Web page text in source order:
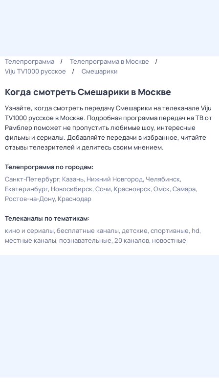
Телепрограмма
Телепрограмма в Москве
Viju TV1000 русское
Смешарики
Когда смотреть Смешарики в Москве
Узнайте, когда смотреть передачу Смешарики на телеканале Viju
TV1000 русское в Москве. Подробная программа передач на ТВ от
Рамблер поможет не пропустить любимые шоу, интересные
фильмы и сериалы. Добавляйте передачи в избранное, читайте
отзывы телезрителей и делитесь своим мнением.
Телепрограмма по городам:
Санкт-Петербург Казань Нижний Новгород Челябинск
Екатеринбург Новосибирск Сочи Красноярск Омск Самара
Ростов-на-Дону Краснодар
Телеканалы по тематикам:
кино и сериалы бесплатные каналы детские спортивные hd
местные каналы познавательные 20 каналов новостные